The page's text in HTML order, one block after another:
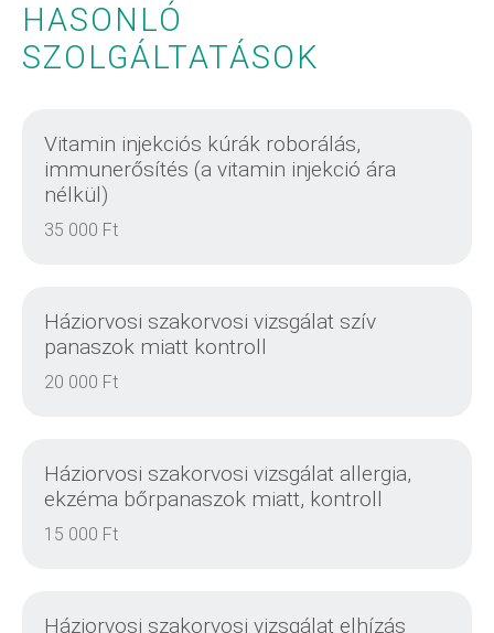
HASONLÓ
SZOLGÁLTATÁSOK
Vitamin injekciós kúrák roborálás,
immunerősítés (a vitamin injekció ára
nélkül)
35 000 Ft
Háziorvosi szakorvosi vizsgálat szív
panaszok miatt kontroll
20 000 Ft
Háziorvosi szakorvosi vizsgálat allergia,
ekzéma bőrpanaszok miatt, kontroll
15 000 Ft
Háziorvosi szakorvosi vizsgálat elhízás